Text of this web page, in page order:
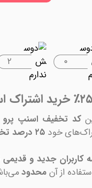
۰ ۲
کد تخفیف اسنپ پرو
خود ۲۵ درصد تخفیف
کاربران جدید و قدیمی
از آن محدود